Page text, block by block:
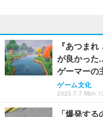
『あつま
が良かった
ゲーマーの
ゲーム文化
2025.7.7 Mon
「爆発す